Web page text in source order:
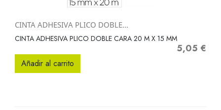
CINTA ADHESIVA PLICO DOBLE...
CINTA ADHESIVA PLICO DOBLE CARA 20 M X 15 MM
Precio
5,05 €
Añadir al carrito